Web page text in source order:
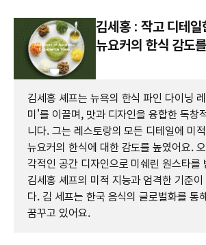
김세홍 : 작고 디테
뉴요커의 한식 감도
김세홍 셰프는 뉴욕의 한식 파인 다이닝
미'를 이끌며, 맛과 디자인을 융합한 독창
니다. 그는 레스토랑의 모든 디테일에 미
뉴요커의 한식에 대한 감도를 높였어요.
각적인 공간 디자인으로 미쉐린 원스타를
김세홍 셰프의 미적 지능과 엄격한 기준이
다. 김 세프는 한국 음식의 글로벌화를 통
꿈꾸고 있어요.